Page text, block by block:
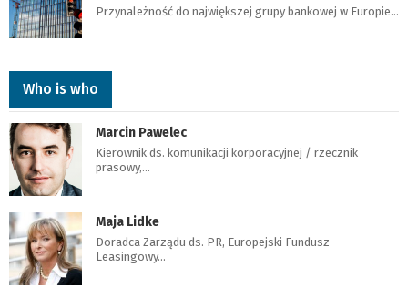
Przynależność do największej grupy bankowej w Europie…
Who is who
Marcin Pawelec
Kierownik ds. komunikacji korporacyjnej / rzecznik
prasowy,…
Maja Lidke
Doradca Zarządu ds. PR, Europejski Fundusz
Leasingowy…